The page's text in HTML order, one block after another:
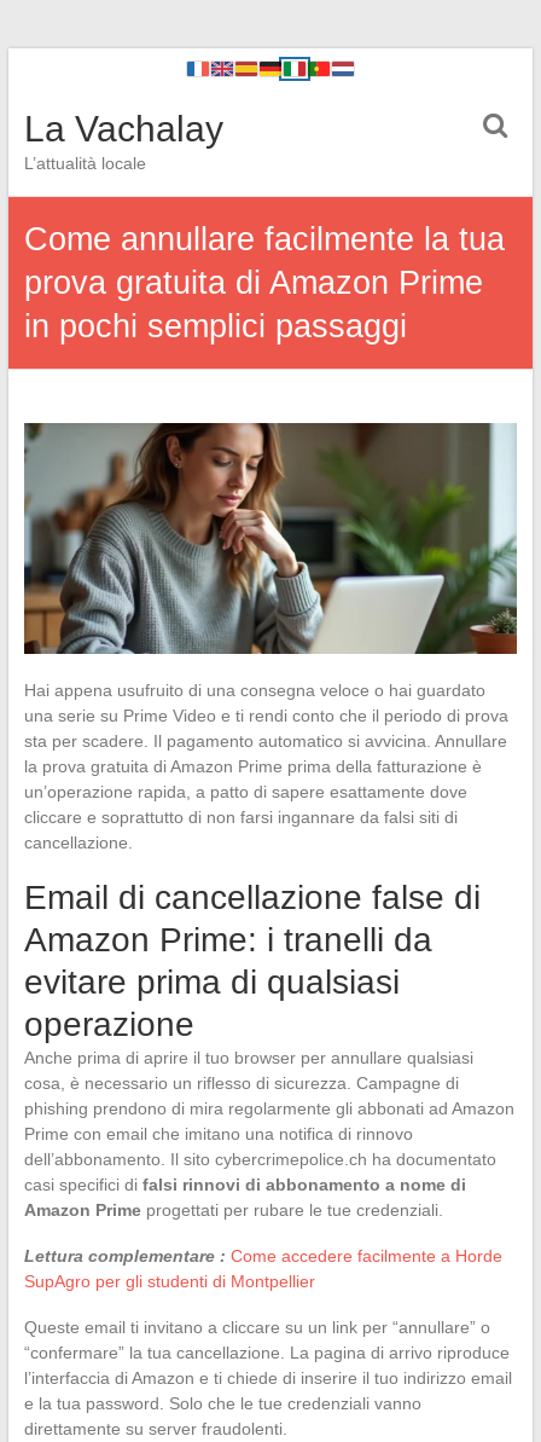
La Vachalay
L’attualità locale
Come annullare facilmente la tua
prova gratuita di Amazon Prime
in pochi semplici passaggi
Hai appena usufruito di una consegna veloce o hai guardato
una serie su Prime Video e ti rendi conto che il periodo di prova
sta per scadere. Il pagamento automatico si avvicina. Annullare
la prova gratuita di Amazon Prime prima della fatturazione è
un’operazione rapida, a patto di sapere esattamente dove
cliccare e soprattutto di non farsi ingannare da falsi siti di
cancellazione.
Email di cancellazione false di
Amazon Prime: i tranelli da
evitare prima di qualsiasi
operazione
Anche prima di aprire il tuo browser per annullare qualsiasi
cosa, è necessario un riflesso di sicurezza. Campagne di
phishing prendono di mira regolarmente gli abbonati ad Amazon
Prime con email che imitano una notifica di rinnovo
dell’abbonamento. Il sito cybercrimepolice.ch ha documentato
casi specifici di falsi rinnovi di abbonamento a nome di
Amazon Primeprogettati per rubare le tue credenziali.
Lettura complementare : Come accedere facilmente a Horde
SupAgro per gli studenti di Montpellier
Queste email ti invitano a cliccare su un link per “annullare” o
“confermare” la tua cancellazione. La pagina di arrivo riproduce
l’interfaccia di Amazon e ti chiede di inserire il tuo indirizzo email
e la tua password. Solo che le tue credenziali vanno
direttamente su server fraudolenti.